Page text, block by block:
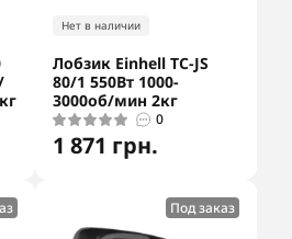
Нет в наличии
Лобзик Einhell TC-JS
80/1 550Вт 1000-
3000об/мин 2кг
0
1 871 грн.
Под заказ